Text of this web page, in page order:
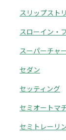
スリップスト
スローイン・
スーパーチャ
セダン
セッティング
セミオートマ
セミトレーリ